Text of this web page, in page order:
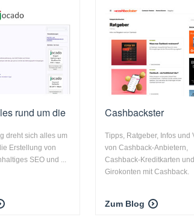
rund um die
dreht sich alles um
Erstellung von
SEO und ...
Cashbackster
Tipps, Ratgeber, Infos und
von Cashback-Anbietern,
Cashback-Kreditkarten und
Girokonten mit Cashback.
Zum Blog